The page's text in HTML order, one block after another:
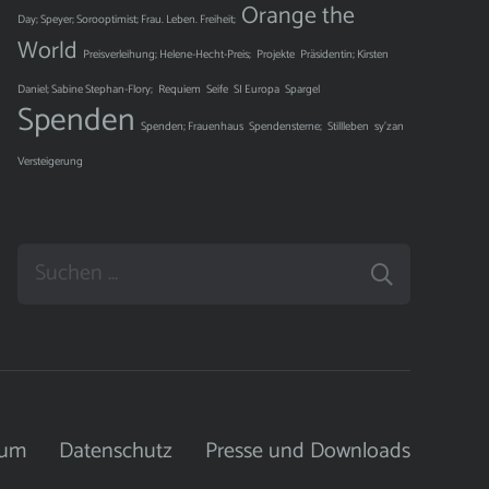
Day; Speyer; Sorooptimist; Frau. Leben. Freiheit; Orange the
World Preisverleihung; Helene-Hecht-Preis; Projekte Präsidentin; Kirsten
Daniel; Sabine Stephan-Flory; Requiem Seife SI Europa Spargel
Spenden Spenden; Frauenhaus Spendensterne; Stillleben sy'zan
Versteigerung
Suchen
nach:
Datenschutz Presse und Downloads